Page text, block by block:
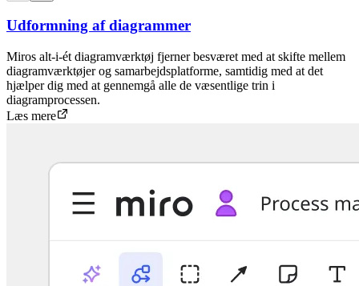
Udformning af diagrammer
Miros alt-i-ét diagramværktøj fjerner besværet med at skifte mellem
diagramværktøjer og samarbejdsplatforme, samtidig med at det
hjælper dig med at gennemgå alle de væsentlige trin i
diagramprocessen.
Læs mere